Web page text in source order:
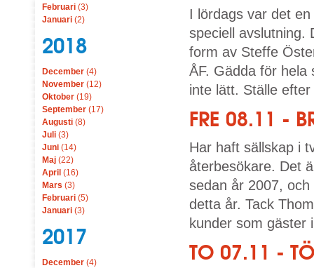
Februari (3)
Januari (2)
2018
December (4)
November (12)
Oktober (19)
September (17)
Augusti (8)
Juli (3)
Juni (14)
Maj (22)
April (16)
Mars (3)
Februari (5)
Januari (3)
2017
December (4)
I lördags var det
speciell avslutning.
form av Steffe
ÅF. Gädda för hela
inte lätt. Ställe
FRE 08.11 -
Har haft sällskap i
återbesökare. Det
sedan år 2007,
detta år. Tack
kunder som gäster
TO 07.11 -